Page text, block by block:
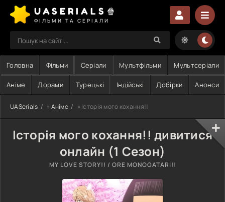
UASERIALS🍿
ФІЛЬМИ ТА СЕРІАЛИ
Головна Фільми Серіали Мультфільми Мультсеріали
Аніме Дорами Турецькі Індійські Добірки Анонси
UASerials » Аніме » Історія мого кохання!!
Історія мого кохання!! дивитися
онлайн (1 Сезон)
MY LOVE STORY!! / ORE MONOGATARI!!